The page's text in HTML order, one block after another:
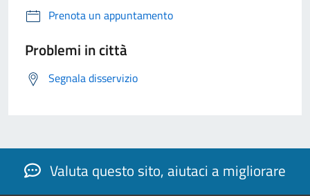
Prenota un appuntamento
Problemi in città
Segnala disservizio
Valuta questo sito, aiutaci a migliorare